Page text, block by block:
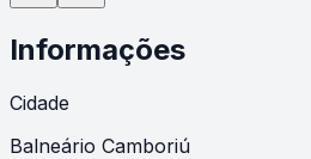
Informações
Cidade
Balneário Camboriú